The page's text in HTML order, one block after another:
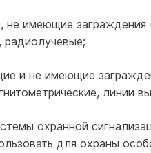
не имеющие заграждения
радиолучевые;
и не имеющие
линии
охранной
для охраны